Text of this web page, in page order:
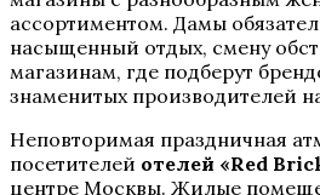
ассортиментом. Дамы
насыщенный отдых, смену
магазинам, где подберут
знаменитых производителей
Неповторимая праздничная
посетителей отелей «Red
центре Москвы. Жилые